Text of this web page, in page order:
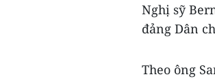
Nghị sỹ
đảng Dân
Theo ông